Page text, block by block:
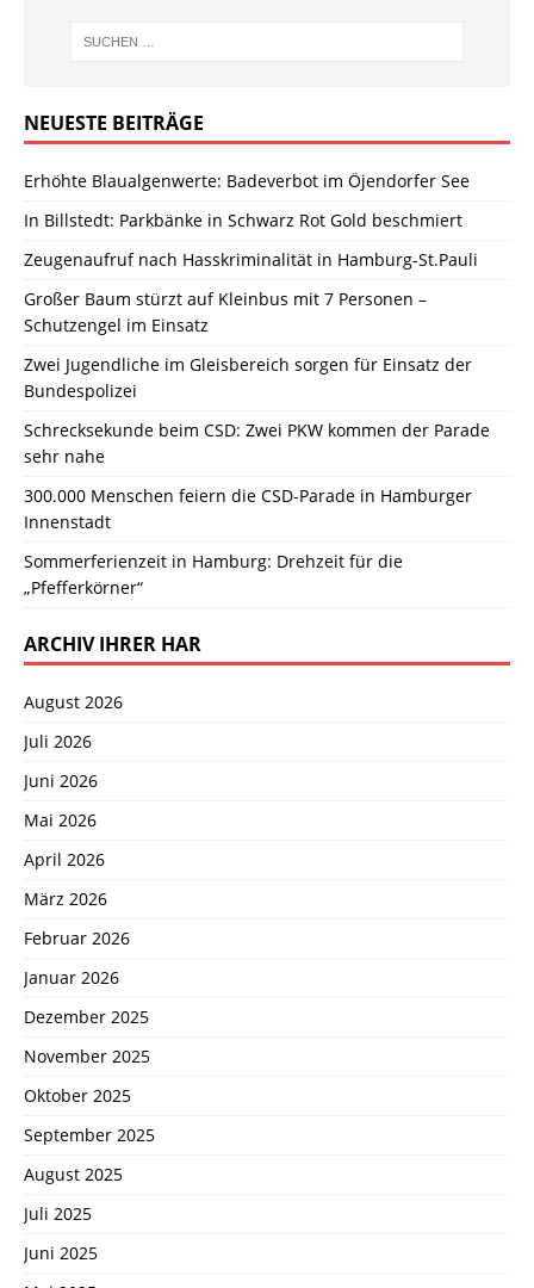
NEUESTE BEITRÄGE
Erhöhte Blaualgenwerte: Badeverbot im Öjendorfer See
In Billstedt: Parkbänke in Schwarz Rot Gold beschmiert
Zeugenaufruf nach Hasskriminalität in Hamburg-St.Pauli
Großer Baum stürzt auf Kleinbus mit 7 Personen –
Schutzengel im Einsatz
Zwei Jugendliche im Gleisbereich sorgen für Einsatz der
Bundespolizei
Schrecksekunde beim CSD: Zwei PKW kommen der Parade
sehr nahe
300.000 Menschen feiern die CSD-Parade in Hamburger
Innenstadt
Sommerferienzeit in Hamburg: Drehzeit für die
„Pfefferkörner“
ARCHIV IHRER HAR
August 2026
Juli 2026
Juni 2026
Mai 2026
April 2026
März 2026
Februar 2026
Januar 2026
Dezember 2025
November 2025
Oktober 2025
September 2025
August 2025
Juli 2025
Juni 2025